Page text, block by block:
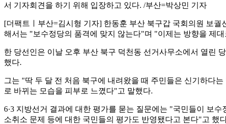
서 기자회견을 하기 위해 입장하고 있다. /부산=박상민 기자
[더팩트ㅣ부산=김시형 기자] 한동훈 부산 북구갑 국회의원 보
해서는 "보수정당의 품격에 맞지 않는다"며 "이제는 방향을 제
한 당선인은 이날 오후 부산 북구 덕천동 선거사무소에서 열린
했다.
그는 "딱 두 달 전 처음 북구에 내려왔을 때 주민들은 신기하다
로 바뀌는 모습을 피부로 느꼈다"고 말했다.
6·3 지방선거 결과에 대한 평가를 묻는 질문에는 "국민들이 보
소취소 문제 등에 대한 국민들의 평가도 반영됐다고 본다"고 했